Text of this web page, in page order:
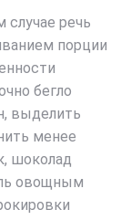
речь
порции
бегло
выделить
менее
шоколад
овощным